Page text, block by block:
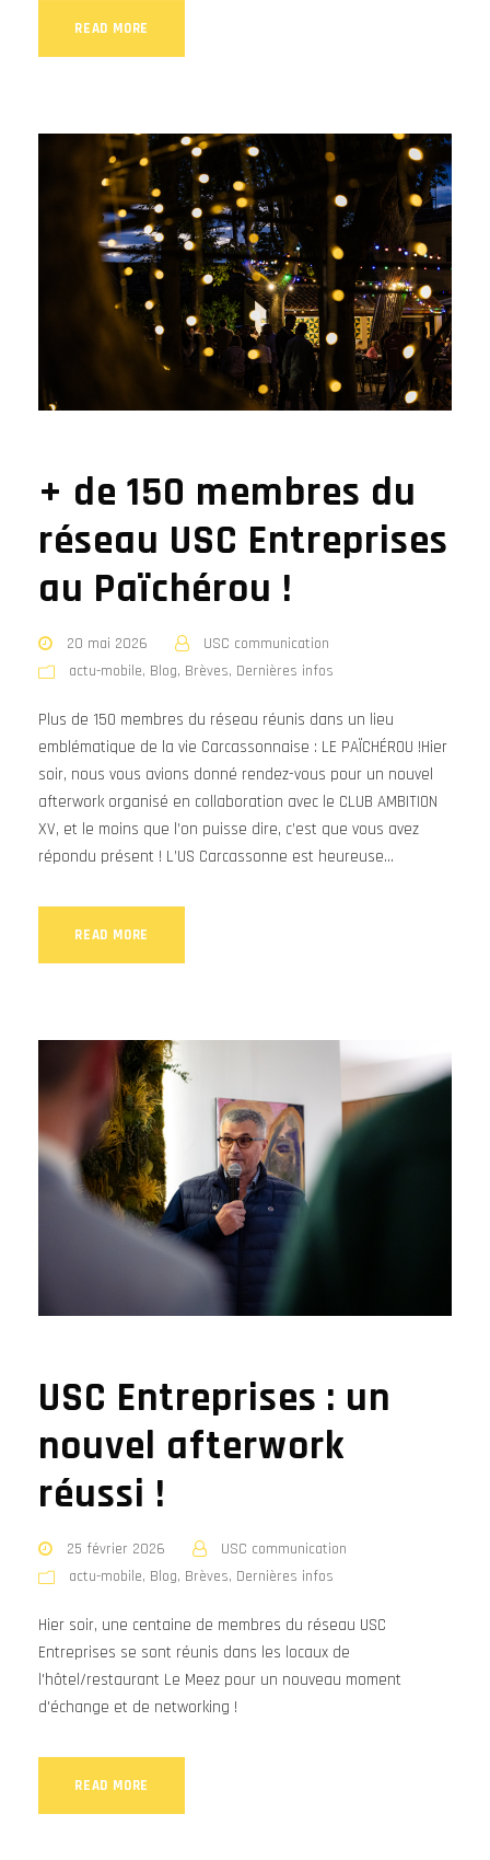
READ MORE
+ de 150 membres du
réseau USC Entreprises
au Païchérou !
20 mai 2026
USC communication
actu-mobile, Blog, Brèves, Dernières infos
Plus de 150 membres du réseau réunis dans un lieu
emblématique de la vie Carcassonnaise : LE PAÏCHÉROU !Hier
soir, nous vous avions donné rendez-vous pour un nouvel
afterwork organisé en collaboration avec le CLUB AMBITION
XV, et le moins que l’on puisse dire, c’est que vous avez
répondu présent ! L’US Carcassonne est heureuse...
READ MORE
USC Entreprises : un
nouvel afterwork
réussi !
25 février 2026
USC communication
actu-mobile, Blog, Brèves, Dernières infos
Hier soir, une centaine de membres du réseau USC
Entreprises se sont réunis dans les locaux de
l'hôtel/restaurant Le Meez pour un nouveau moment
d'échange et de networking !
READ MORE